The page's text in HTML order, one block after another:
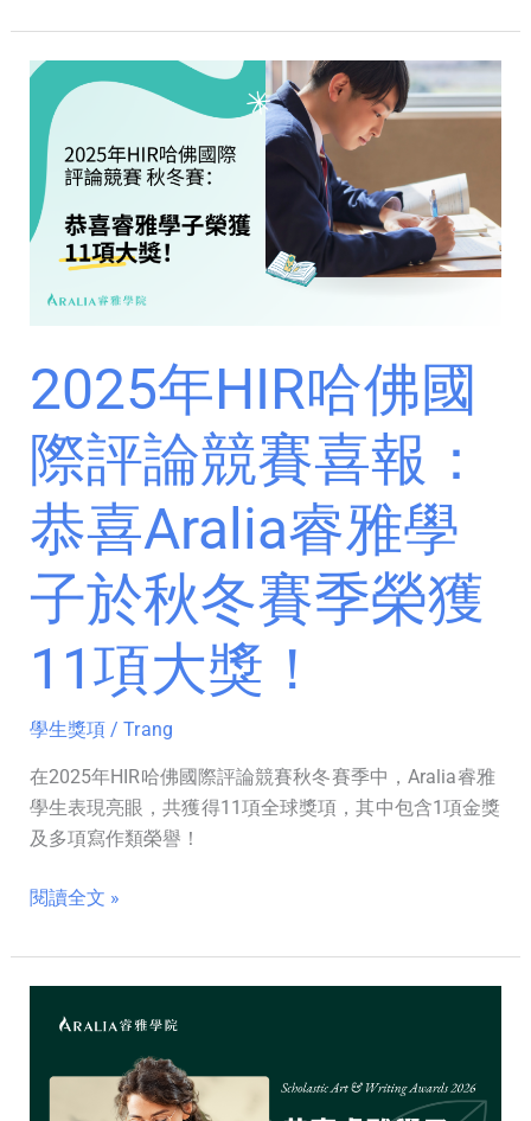
2025年HIR哈佛國
際評論競賽喜報：
恭喜Aralia睿雅學
子於秋冬賽季榮獲
11項大獎！
學生獎項 /Trang
在2025年HIR哈佛國際評論競賽秋冬賽季中，Aralia睿雅
學生表現亮眼，共獲得11項全球獎項，其中包含1項金獎
及多項寫作類榮譽！
2025
HIR
哈
佛
國
賽
喜
報：
恭
喜
Aralia
雅
子
於
秋
賽
季
榮
11
閱讀全文 »